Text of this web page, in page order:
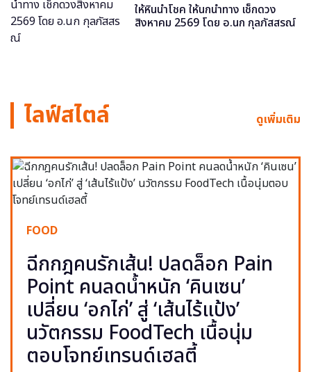
ให้หินนำโชค ให้นกนำทาง เช็กดวง
สิงหาคม 2569 โดย อ.นก กุลภัสสรณ์
ไลฟ์สไตล์ ดูเพิ่มเติม
FOOD
ฉีกกฎคนรักเส้น! ปลดล็อก Pain
Point คนลดน้ำหนัก ‘คินเซน’
เปลี่ยน ‘อกไก่’ สู่ ‘เส้นไร้แป้ง’
นวัตกรรม FoodTech เนื้อนุ่ม
ตอบโจทย์เทรนด์เฮลตี้